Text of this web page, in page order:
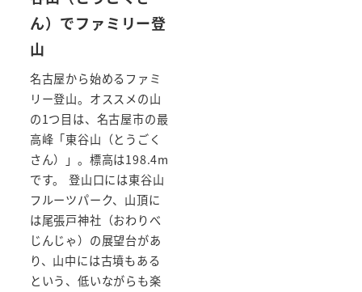
ん）でファミリー登
山
名古屋から始めるファミ
リー登山。オススメの山
の1つ目は、名古屋市の最
高峰「東谷山（とうごく
さん）」。標高は198.4m
です。 登山口には東谷山
フルーツパーク、山頂に
は尾張戸神社（おわりべ
じんじゃ）の展望台があ
り、山中には古墳もある
という、低いながらも楽